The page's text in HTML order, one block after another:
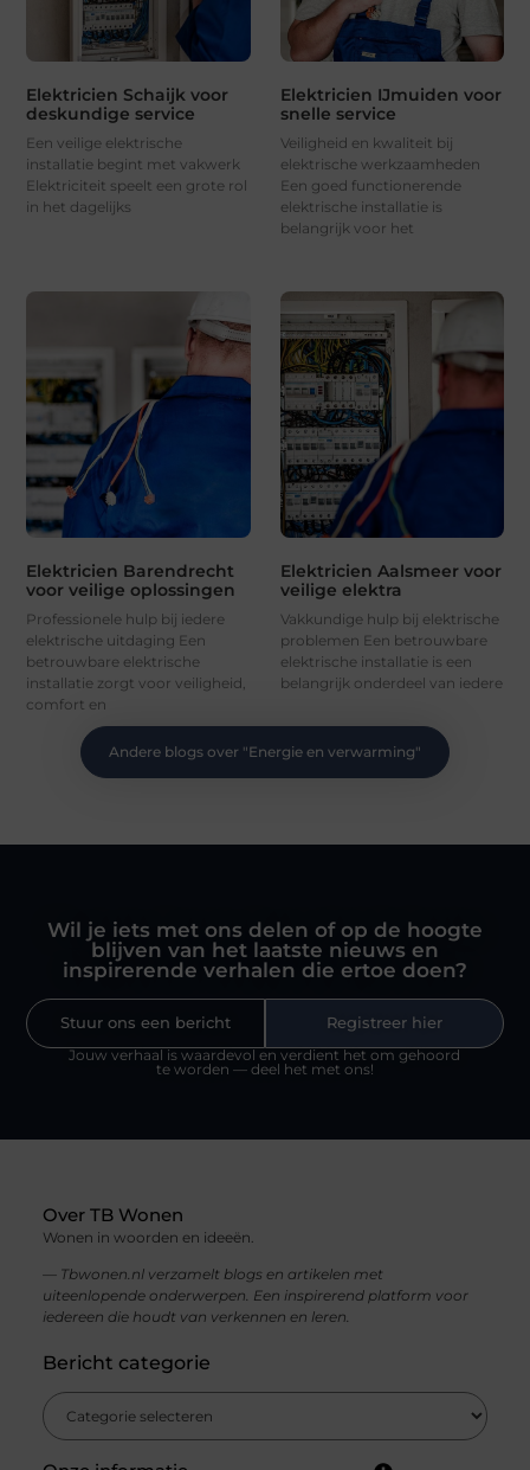
Elektricien Schaijk voor
deskundige service
Een veilige elektrische
installatie begint met vakwerk
Elektriciteit speelt een grote rol
in het dagelijks
Elektricien IJmuiden voor
snelle service
Veiligheid en kwaliteit bij
elektrische werkzaamheden
Een goed functionerende
elektrische installatie is
belangrijk voor het
Elektricien Barendrecht
voor veilige oplossingen
Professionele hulp bij iedere
elektrische uitdaging Een
betrouwbare elektrische
installatie zorgt voor veiligheid,
comfort en
Elektricien Aalsmeer voor
veilige elektra
Vakkundige hulp bij elektrische
problemen Een betrouwbare
elektrische installatie is een
belangrijk onderdeel van iedere
Andere blogs over "Energie en verwarming"
Wil je iets met ons delen of op de hoogte
blijven van het laatste nieuws en
inspirerende verhalen die ertoe doen?
Stuur ons een bericht
Registreer hier
Jouw verhaal is waardevol en verdient het om gehoord
te worden — deel het met ons!
Over TB Wonen
Wonen in woorden en ideeën.
— Tbwonen.nl verzamelt blogs en artikelen met
uiteenlopende onderwerpen. Een inspirerend platform voor
iedereen die houdt van verkennen en leren.
Bericht categorie